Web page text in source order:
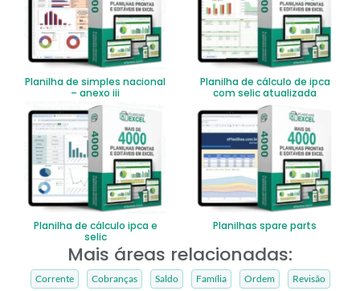
Planilha de simples nacional
– anexo iii
Planilha de cálculo de ipca
com selic atualizada
Planilha de cálculo ipca e
selic
Planilhas spare parts
Mais áreas relacionadas:
Corrente Cobranças Saldo Família Ordem Revisão